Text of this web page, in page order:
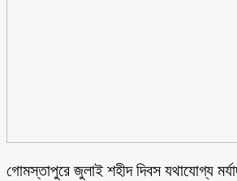
গোমস্তাপুরে জুলাই শহীদ দিবস যথাযোগ্য